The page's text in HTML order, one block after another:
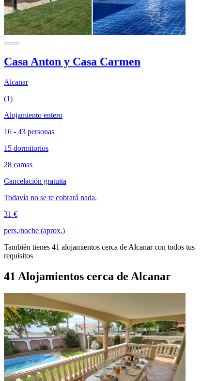
Casa Anton y Casa Carmen
Alcanar
(1)
Alojamiento entero
16 - 43 personas
15 dormitorios
28 camas
Cancelación gratuita
Todavía no se te cobrará nada.
31 €
pers./noche (aprox.)
También tienes 41 alojamientos cerca de Alcanar con todos tus
requisitos
41 Alojamientos cerca de Alcanar